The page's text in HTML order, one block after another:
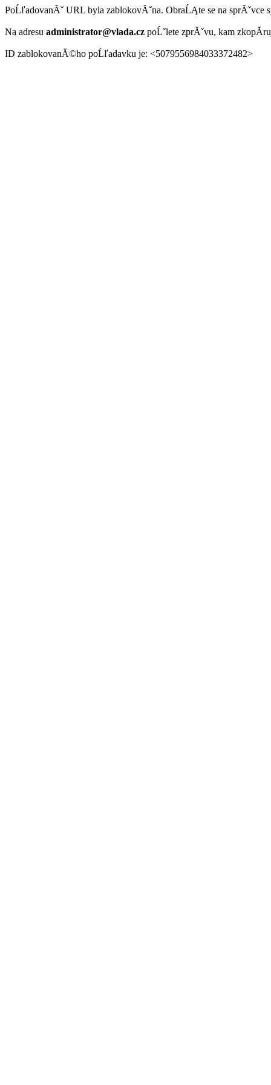
PoĹľadovanĂˇ URL byla zablokovĂˇna. ObraĹĄte se na sprĂˇvce
Na adresu administrator@vlada.cz poĹˇlete zprĂˇvu, kam
ID zablokovanĂ©ho poĹľadavku je: <5079556984033372482>